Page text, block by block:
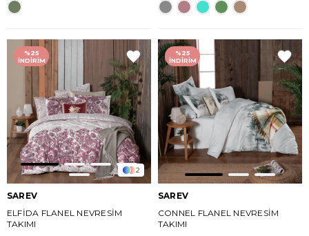
2
SAREV
ELFİDA FLANEL NEVRESİM
TAKIMI
%25
İNDIRIM
SAREV
CONNEL FLANEL NEVRESİM
TAKIMI
%25
İNDIRIM